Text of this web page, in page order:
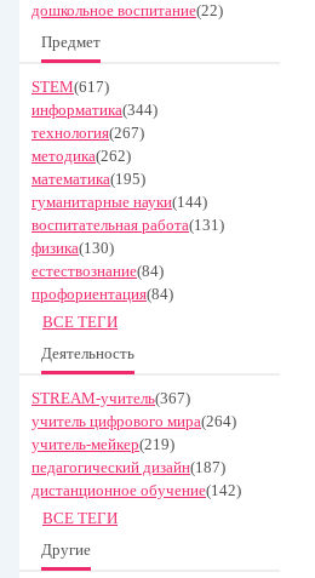
дошкольное воспитание(22)
Предмет
STEM(617)
информатика(344)
технология(267)
методика(262)
математика(195)
гуманитарные науки(144)
воспитательная работа(131)
физика(130)
естествознание(84)
профориентация(84)
ВСЕ ТЕГИ
Деятельность
STREAM-учитель(367)
учитель цифрового мира(264)
учитель-мейкер(219)
педагогический дизайн(187)
дистанционное обучение(142)
ВСЕ ТЕГИ
Другие